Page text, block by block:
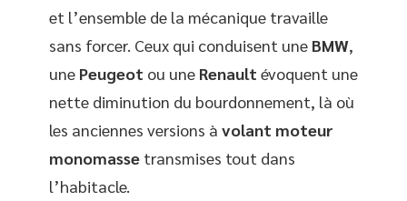
et l’ensemble de la mécanique travaille
sans forcer. Ceux qui conduisent une BMW,
une Peugeot ou une Renault évoquent une
nette diminution du bourdonnement, là où
les anciennes versions à volant moteur
monomasse transmises tout dans
l’habitacle.